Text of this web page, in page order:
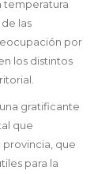
temperatura
de las
por
los distintos
gratificante
que
que
para la